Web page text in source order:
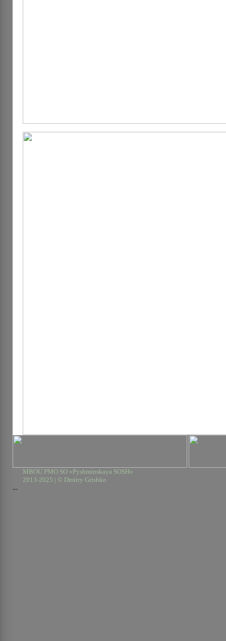
MBOU PMO SO «Pyshminskaya SOSH»
2013-2025 | © Dmitry Grishko
--